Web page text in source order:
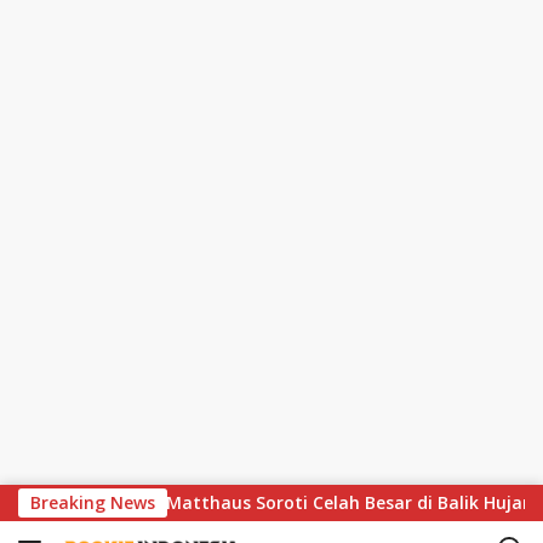
k
Breaking News
Lothar Matthaus Soroti Celah Besar di Balik Hujan Gol